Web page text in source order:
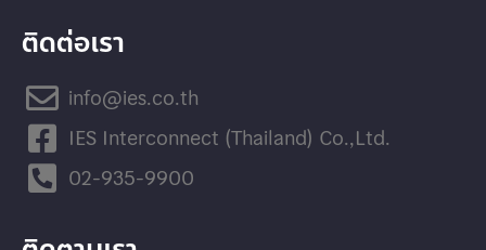
ติดต่อเรา
info@ies.co.th
IES Interconnect (Thailand) Co.,Ltd.
02-935-9900